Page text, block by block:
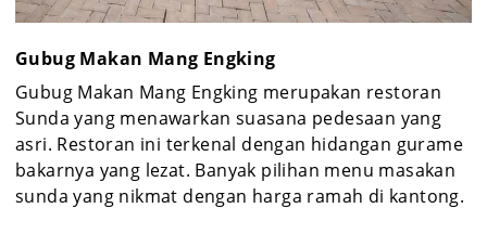
Gubug Makan Mang Engking
Gubug Makan Mang Engking merupakan restoran
Sunda yang menawarkan suasana pedesaan yang
asri. Restoran ini terkenal dengan hidangan gurame
bakarnya yang lezat. Banyak pilihan menu masakan
sunda yang nikmat dengan harga ramah di kantong.